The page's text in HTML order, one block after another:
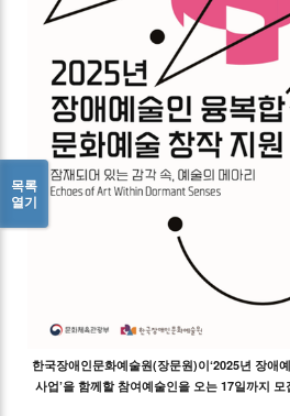
한국장애인문화예술원(장문원)이‘2025년 장애
사업’을 함께할 참여예술인을 오는 17일까지
목록
열기